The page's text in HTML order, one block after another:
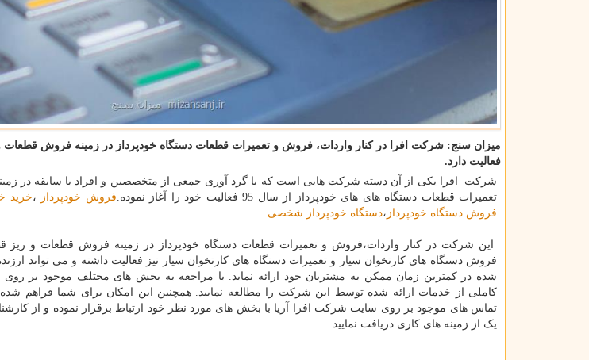
میزان سنج: شركت افرا در كنار واردات، فروش و تعمیرات قطعات دستگاه خودپرداز در زمینه فروش قطعات
فعالیت دارد.
شرکت افرا یکی از آن دسته شرکت هایی است که با گرد آوری جمعی از متخصصین و افراد با سابقه در
تعمیرات قطعات دستگاه های های خودپرداز از سال 95 فعالیت خود را آغاز نموده.
فروش خودپرداز ،خرید
فروش دستگاه خودپرداز ،دستگاه خودپرداز شخصی
این شرکت در کنار واردات،فروش و تعمیرات قطعات دستگاه خودپرداز در زمینه فروش قطعات و ریز
فروش دستگاه های کارتخوان سیار و تعمیرات دستگاه های کارتخوان سیار نیز فعالیت داشته و می تواند
شده در کمترین زمان ممکن به مشتریان خود ارائه نماید. با مراجعه به بخش های مختلف موجود بر
کاملی از خدمات ارائه شده توسط این شرکت را مطالعه نمایید. همچنین این امکان برای شما فراهم
تماس های موجود بر روی سایت شرکت افرا آریا با بخش های مورد نظر خود ارتباط برقرار نموده و از
یک از زمینه های کاری دریافت نمایید.